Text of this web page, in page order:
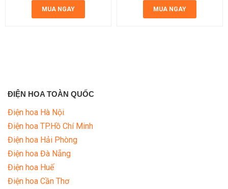
MUA NGAY MUA NGAY
ĐIỆN HOA TOÀN QUỐC
Điện hoa Hà Nội
Điện hoa TP.Hồ Chí Minh
Điện hoa Hải Phòng
Điện hoa Đà Nẵng
Điện hoa Huế
Điện hoa Cần Thơ